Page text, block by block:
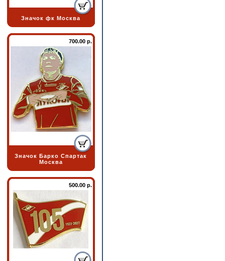
Значок фк Москва
700.00 р.
Значок Барко Спартак
Москва
500.00 р.